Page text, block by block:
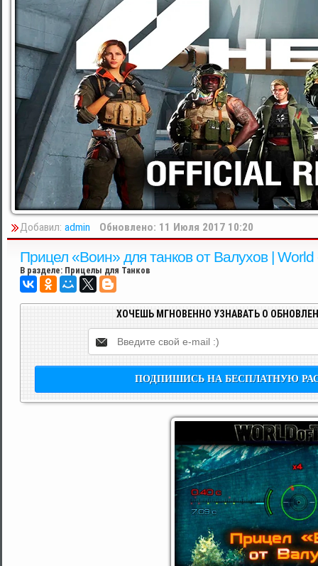
Добавил: admin Обновлено: 11 Июля 2017 10:20
Прицел «Воин» для танков от Валухов |
В разделе: Прицелы для Танков
ХОЧЕШЬ МГНОВЕННО УЗНАВАТЬ О